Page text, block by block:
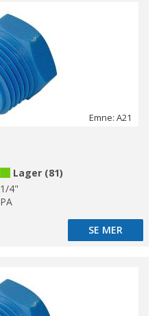
Emne: A21
Lager (81)
1/4"
PA
SE MER
SE MER